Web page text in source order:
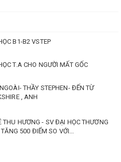
B1-B2 VSTEP
T.A CHO NGƯỜI MẤT GỐC
THẦY STEPHEN- ĐẾN TỪ
, ANH
THU HƯƠNG - SV ĐẠI HỌC THƯƠNG
500 ĐIỂM SO VỚI...